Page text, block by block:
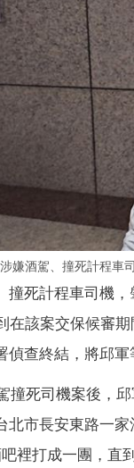
嫌酒駕、撞死計程車
撞死計程車司機
在該案交保候審
偵查終結，將邱軍
撞死司機案後，
北市長安東路一
裡打成一團，直